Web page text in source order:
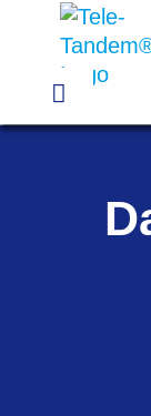
Passer
contenu
Toggle